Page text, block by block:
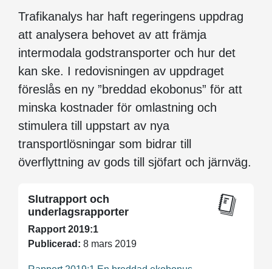
Trafikanalys har haft regeringens uppdrag
att analysera behovet av att främja
intermodala godstransporter och hur det
kan ske. I redovisningen av uppdraget
föreslås en ny ”breddad ekobonus” för att
minska kostnader för omlastning och
stimulera till uppstart av nya
transportlösningar som bidrar till
överflyttning av gods till sjöfart och järnväg.
Slutrapport och
underlagsrapporter
Rapport 2019:1
Publicerad: 8 mars 2019